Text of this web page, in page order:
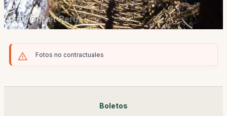
Fotos no contractuales
Boletos